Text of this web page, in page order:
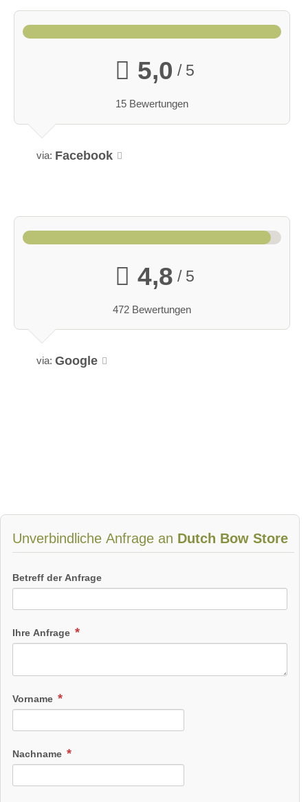
5,0 / 5
15 Bewertungen
via: Facebook
4,8 / 5
472 Bewertungen
via: Google
Unverbindliche Anfrage an Dutch Bow Store
Betreff der Anfrage
Ihre Anfrage
Vorname
Nachname